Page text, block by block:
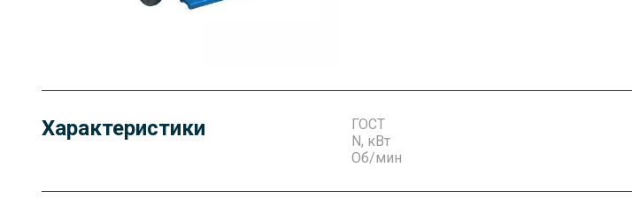
Характеристики ГОСТ
N, кВт
Об/мин